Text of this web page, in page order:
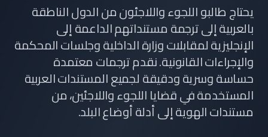
يحتاج طالبو اللجوء واللاجئون من الدول الناطقة
بالعربية إلى ترجمة مستنداتهم الداعمة إلى
الإنجليزية لمقابلات وزارة الداخلية وجلسات المحكمة
والإجراءات القانونية. نقدم ترجمات معتمدة
حساسة وسرية ودقيقة لجميع المستندات العربية
المستخدمة في قضايا اللجوء واللاجئين، من
مستندات الهوية إلى أدلة أوضاع البلد.